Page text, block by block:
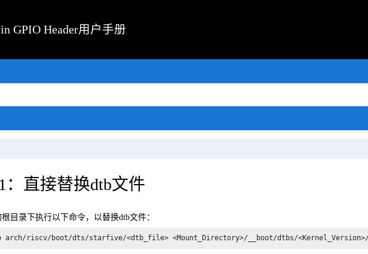
GPIO Header用户手册
：直接替换dtb文件
目录下执行以下命令，以替换dtb文件：
arch/riscv/boot/dts/starfive/<dtb_file> <Mount_Directory>/__boot/dtbs/